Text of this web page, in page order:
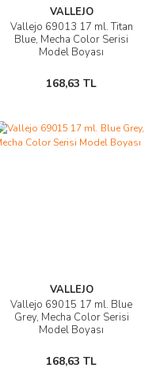
VALLEJO
Vallejo 69013 17 ml. Titan
Blue, Mecha Color Serisi
Model Boyası
168,63 TL
VALLEJO
Vallejo 69015 17 ml. Blue
Grey, Mecha Color Serisi
Model Boyası
168,63 TL